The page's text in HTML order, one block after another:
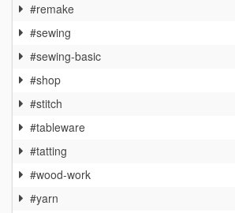
#remake
#sewing
#sewing-basic
#shop
#stitch
#tableware
#tatting
#wood-work
#yarn